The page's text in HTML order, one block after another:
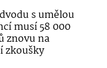
s umělou
musí 58 000
znovu na
zkoušky